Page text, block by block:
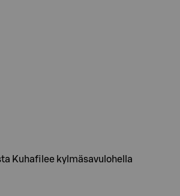
Kuhafilee kylmäsavulohella